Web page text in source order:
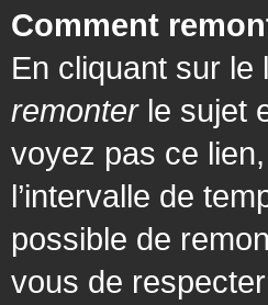
Comment
En cliquant sur
remonterle sujet
voyez pas ce
l’intervalle de
possible de
vous de